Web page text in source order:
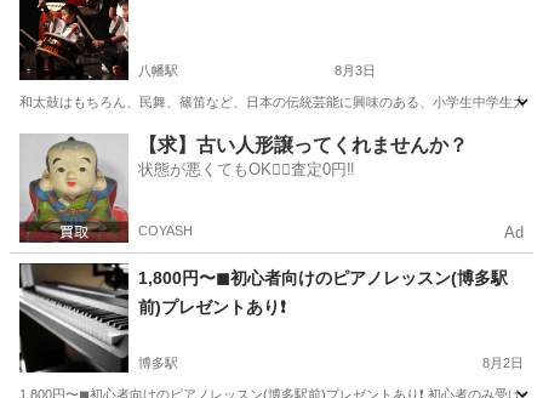
八幡駅 8月3日
和太鼓はもちろん、民舞、篠笛など、日本の伝統芸能に興味のある、小学生中学生大
北九州市 八幡駅 和太鼓 篠笛
【求】古い人形譲ってくれませんか？
状態が悪くてもOK🙆‍♀️査定0円‼️
COYASH Ad
1,800円〜◼︎初心者向けのピアノレッスン(博多駅
前)プレゼントあり❗️
博多駅 8月2日
1,800円〜◼︎初心者向けのピアノレッスン(博多駅前)プレゼントあり❗️ 初心者のみ受け